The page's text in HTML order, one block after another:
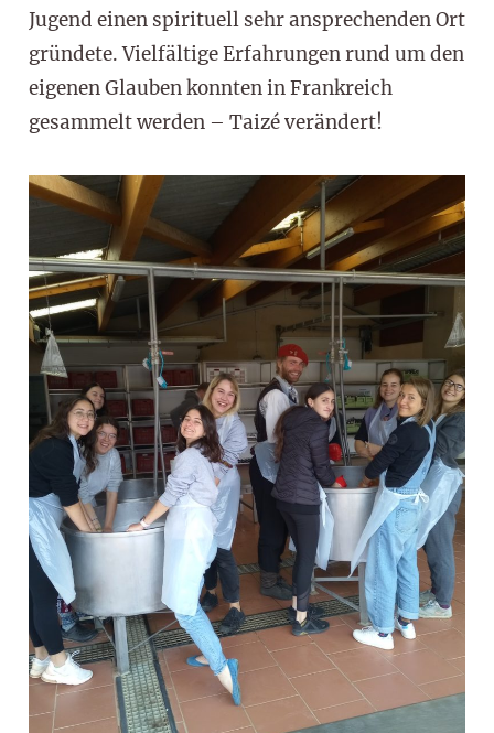
Jugend einen spirituell sehr ansprechenden Ort
gründete. Vielfältige Erfahrungen rund um den
eigenen Glauben konnten in Frankreich
gesammelt werden – Taizé verändert!